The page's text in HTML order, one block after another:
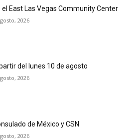
el East Las Vegas Community Center
2026
del lunes 10 de agosto
2026
de México y CSN
2026